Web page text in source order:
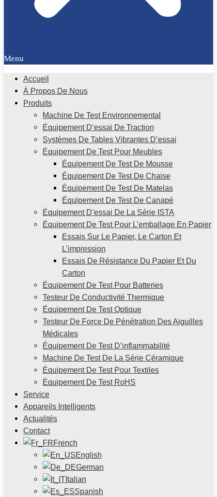
Menu
Accueil
À Propos De Nous
Produits
Machine De Test Environnemental
Équipement D’essai De Traction
Systèmes De Tables Vibrantes D’essai
Équipement De Test Pour Meubles
Équipement De Test De Mousse
Équipement De Test De Chaise
Équipement De Test De Matelas
Équipement De Test De Canapé
Équipement D’essai De La Série ISTA
Équipement De Test Pour L’emballage En Papier
Essais Sur Le Papier, Le Carton Et
L’impression
Essais De Résistance Du Papier Et Du
Carton
Équipement De Test Pour Batteries
Testeur De Conductivité Thermique
Équipement De Test Optique
Testeur De Force De Pénétration Des Aiguilles
Médicales
Équipement De Test D’inflammabilité
Machine De Test De La Série Céramique
Équipement De Test Pour Textiles
Équipement De Test RoHS
Service
Appareils Intelligents
Actualités
Contact
French
English
German
Italian
Spanish